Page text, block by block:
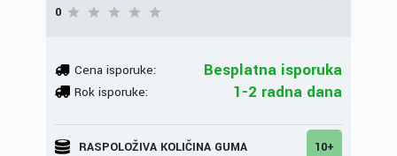
0
Cena isporuke: Besplatna isporuka
Rok isporuke: 1-2 radna dana
RASPOLOŽIVA KOLIČINA GUMA 10+